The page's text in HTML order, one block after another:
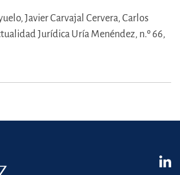
Javier Carvajal Cervera, Carlos
Jurídica Uría Menéndez, n.º 66,